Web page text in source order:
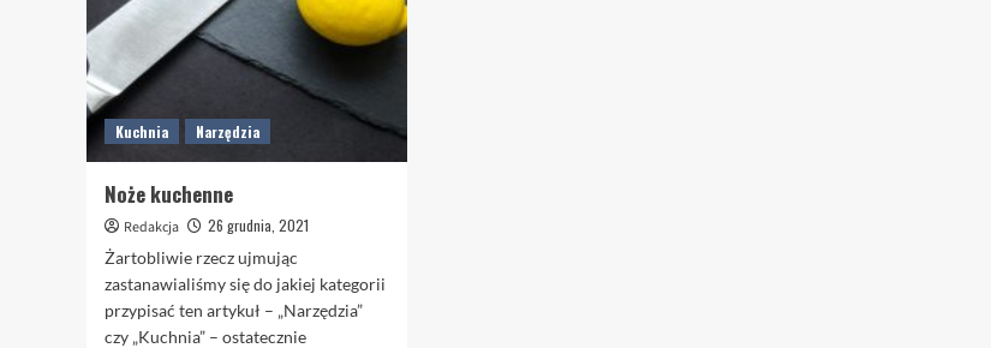
Kuchnia Narzędzia
Noże kuchenne
Redakcja
26 grudnia, 2021
Żartobliwie rzecz ujmując
zastanawialiśmy się do jakiej kategorii
przypisać ten artykuł – „Narzędzia”
czy „Kuchnia” – ostatecznie